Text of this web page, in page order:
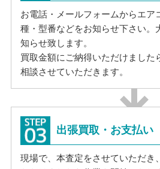
お電話・メールフォームからエア
種・型番などをお知らせ下さい。
知らせ致します。
買取金額にご納得いただけました
相談させていただきます。
出張買取・お支払い
現場で、本査定をさせていただき